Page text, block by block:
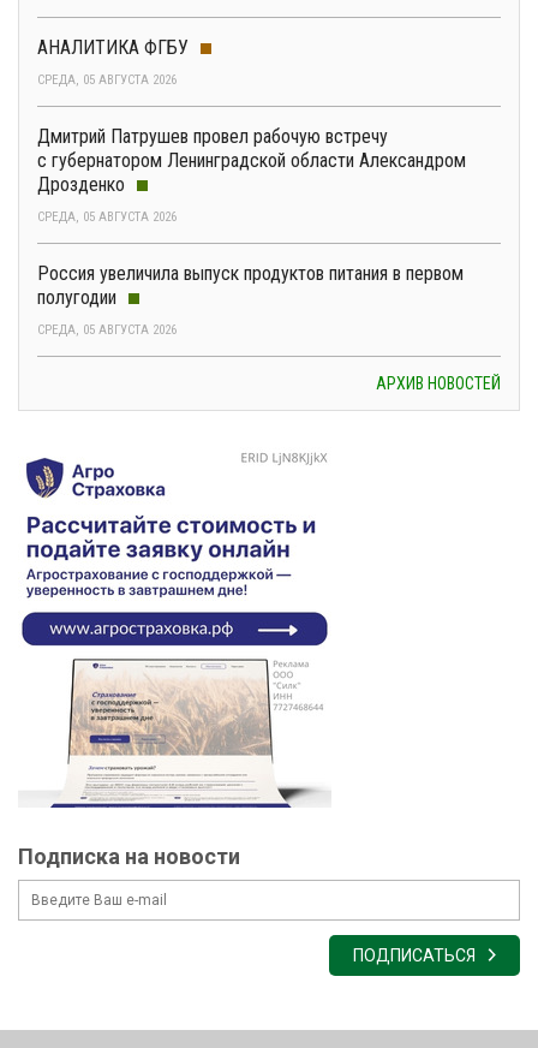
АНАЛИТИКА ФГБУ
СРЕДА, 05 АВГУСТА 2026
Дмитрий Патрушев провел рабочую встречу
с губернатором Ленинградской области Александром
Дрозденко
СРЕДА, 05 АВГУСТА 2026
Россия увеличила выпуск продуктов питания в первом
полугодии
СРЕДА, 05 АВГУСТА 2026
АРХИВ НОВОСТЕЙ
Подписка на новости
ПОДПИСАТЬСЯ